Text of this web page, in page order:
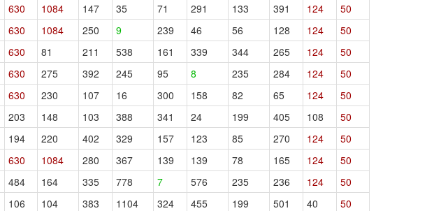
630 1084 147 35 71 291 133 391 124
50
630 1084 250 9 239 46 56 128 124
50
630 81 211 538 161 339 344 265 124
50
630 275 392 245 95 8 235 284 124
50
630 230 107 16 300 158 82 65 124
50
203 148 103 388 341 24 199 405 108
50
194 220 402 329 157 123 85 270 124
50
630 1084 280 367 139 139 78 165 124
50
484 164 335 778 7 576 235 236 124
50
106 104 383 1104 324 455 199 501 40
50